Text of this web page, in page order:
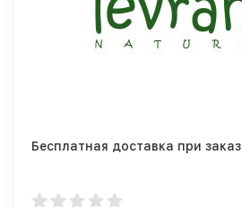
Бесплатная доставка при